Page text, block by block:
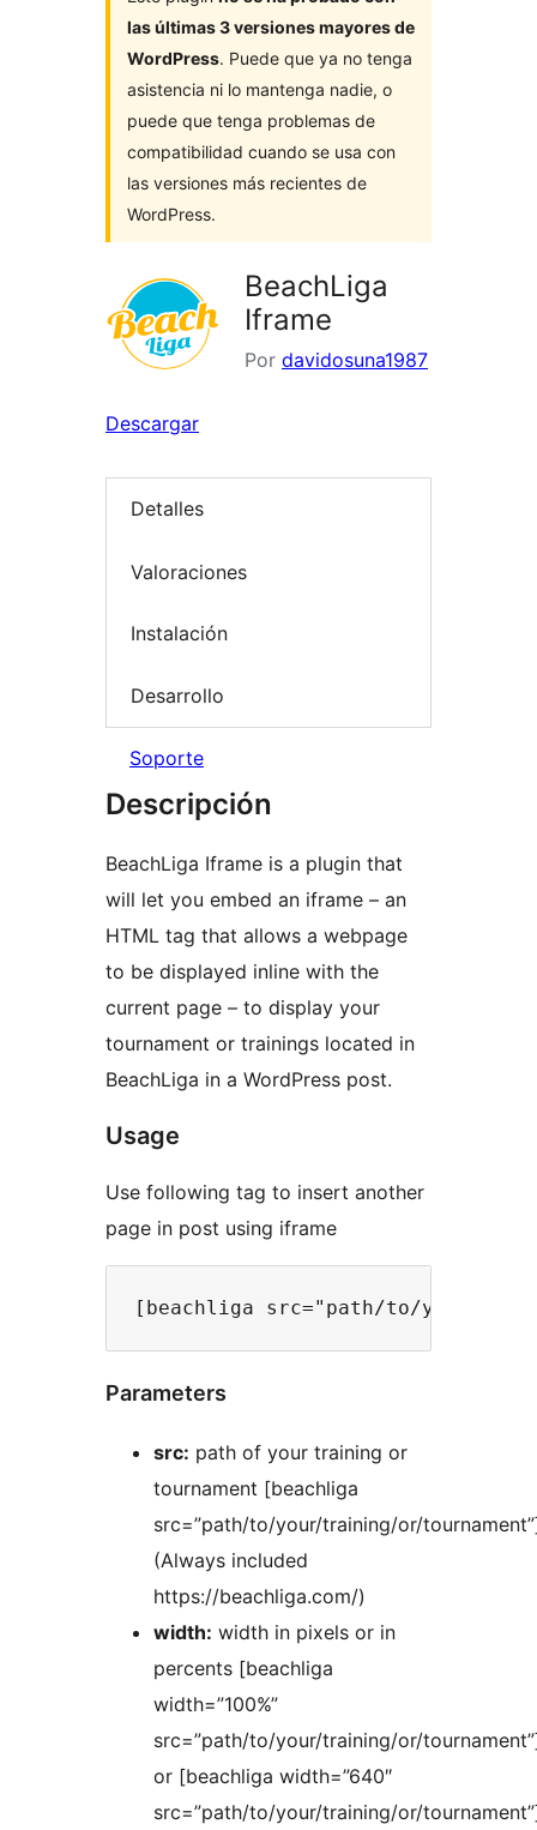
las últimas 3 versiones mayores de
WordPress. Puede que ya no tenga
asistencia ni lo mantenga nadie, o
puede que tenga problemas de
compatibilidad cuando se usa con
las versiones más recientes de
WordPress.
BeachLiga
Iframe
Por davidosuna1987
Descargar
Detalles
Valoraciones
Instalación
Desarrollo
Soporte
Descripción
BeachLiga Iframe is a plugin that
will let you embed an iframe – an
HTML tag that allows a webpage
to be displayed inline with the
current page – to display your
tournament or trainings located in
BeachLiga in a WordPress post.
Usage
Use following tag to insert another
page in post using iframe
Parameters
src: path of your training or
tournament [beachliga
src=”path/to/your/training/or/
(Always included
https://beachliga.com/)
width: width in pixels or in
percents [beachliga
width=”100%”
src=”path/to/your/training/or/
or [beachliga width=”640″
src=”path/to/your/training/or/